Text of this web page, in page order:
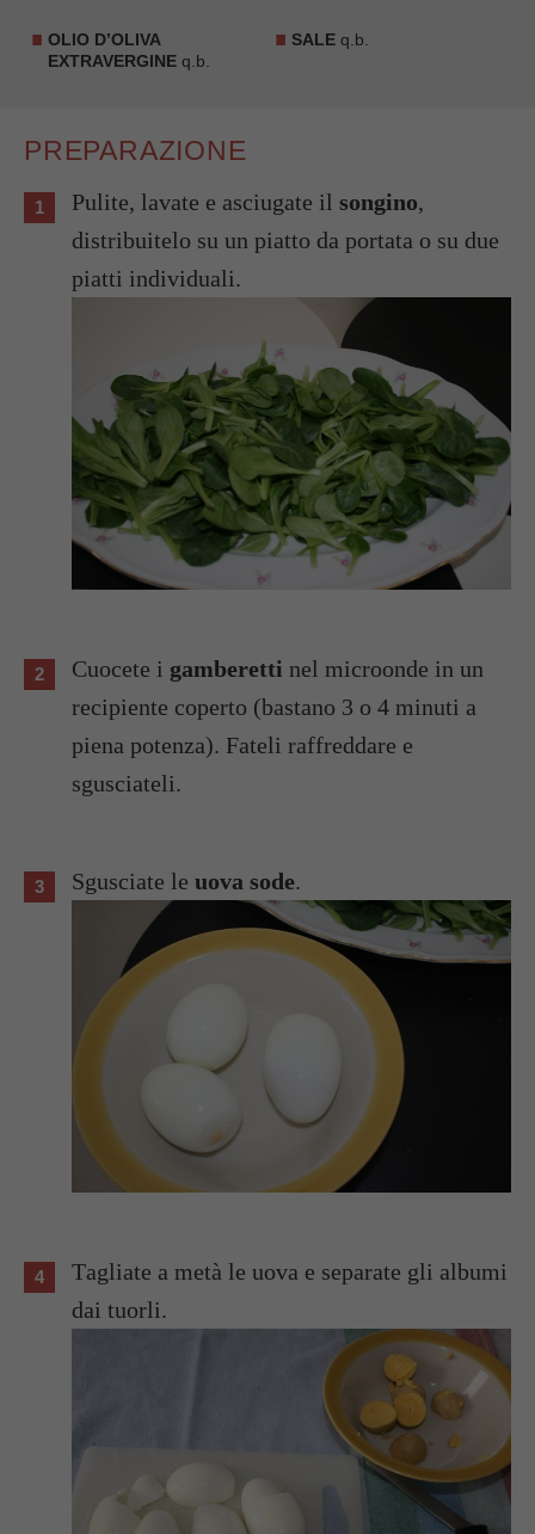
OLIO D’OLIVA
EXTRAVERGINE q.b.
SALE q.b.
PREPARAZIONE
Pulite, lavate e asciugate il songino,
distribuitelo su un piatto da portata o su due
piatti individuali.
Cuocete i gamberetti nel microonde in un
recipiente coperto (bastano 3 o 4 minuti a
piena potenza). Fateli raffreddare e
sgusciateli.
Sgusciate le uova sode.
Tagliate a metà le uova e separate gli albumi
dai tuorli.